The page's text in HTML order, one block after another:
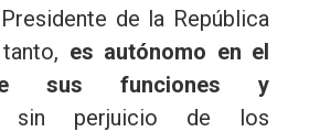
de la República
es autónomo en el
sus funciones y
perjuicio de los